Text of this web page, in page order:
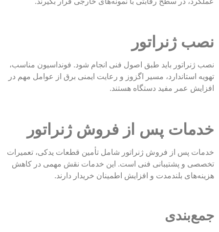
ژنراتور
باید طبق اصول فنی انجام شود. فونداسیون مناسب،
مسیر اگزوز و رعایت ایمنی برق از عوامل مهم در
عمر مفید دستگاه هستند.
پس از فروش ژنراتور
از فروش ژنراتور شامل تأمین قطعات یدکی، تعمیرات
و پشتیبانی فنی است. این خدمات نقش مهمی در کاهش
بلندمدت و افزایش اطمینان خریدار دارند.